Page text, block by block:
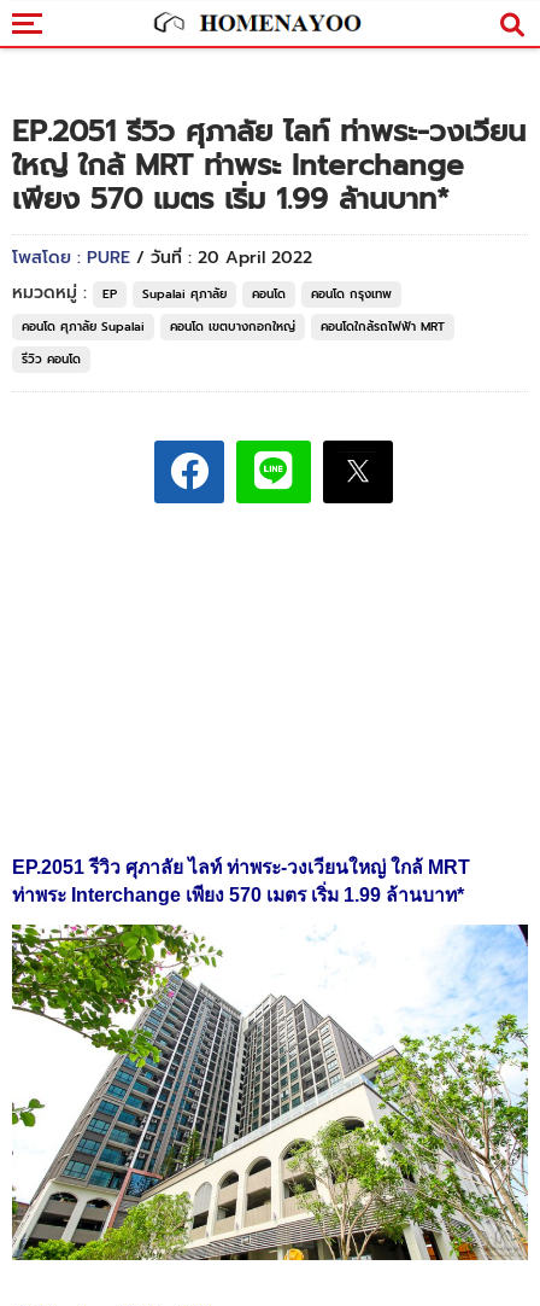
EP.2051 รีวิว ศุภาลัย ไลท์ ท่าพระ-วงเวียน
ใหญ่ ใกล้ MRT ท่าพระ Interchange
เพียง 570 เมตร เริ่ม 1.99 ล้านบาท*
โพสโดย : PURE / วันที่ : 20 April 2022
หมวดหมู่ :
EP Supalai ศุภาลัย คอนโด
คอนโด กรุงเทพ
คอนโด ศุภาลัย Supalai
คอนโด เขตบางกอกใหญ่
คอนโดใกล้รถไฟฟ้า MRT
รีวิว คอนโด
EP.2051 รีวิว ศุภาลัย ไลท์ ท่าพระ-วงเวียนใหญ่ ใกล้ MRT
ท่าพระ Interchange เพียง 570 เมตร เริ่ม 1.99 ล้านบาท*